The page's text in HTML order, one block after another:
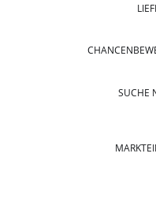
SUCHE